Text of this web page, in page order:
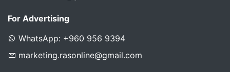
For Advertising
WhatsApp: +960 956 9394
marketing.rasonline@gmail.com